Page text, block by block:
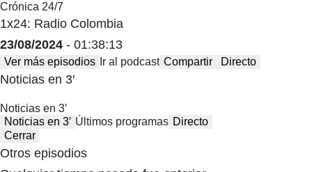
Crónica 24/7
1x24: Radio Colombia
23/08/2024 - 01:38:13
Ver más episodios Ir al podcast Compartir Directo
Noticias en 3′
Noticias en 3′
Noticias en 3′ Últimos programas Directo
Cerrar
Otros episodios